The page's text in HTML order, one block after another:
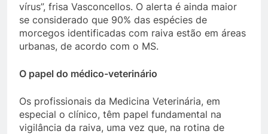
vírus”, frisa Vasconcellos. O alerta é ainda maior
se considerado que 90% das espécies de
morcegos identificadas com raiva estão em áreas
urbanas, de acordo com o MS.
O papel do médico-veterinário
Os profissionais da Medicina Veterinária, em
especial o clínico, têm papel fundamental na
vigilância da raiva, uma vez que, na rotina de